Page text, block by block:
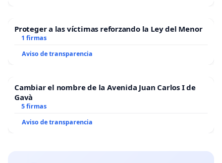
Proteger a las víctimas reforzando la Ley del Menor
1 firmas
Aviso de transparencia
Cambiar el nombre de la Avenida Juan Carlos I de
Gavà
5 firmas
Aviso de transparencia